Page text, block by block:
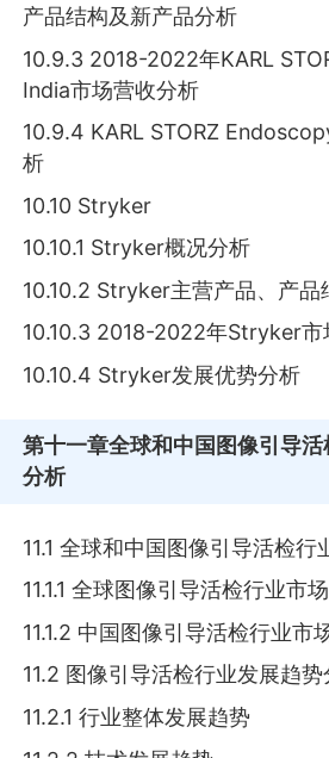
产品结构及新产品分析
10.9.3 2018-2022年KARL
India市场营收分析
10.9.4 KARL STORZ
析
10.10 Stryker
10.10.1 Stryker概况分析
10.10.2 Stryker主营产品、产品
10.10.3 2018-2022年Stryker市
10.10.4 Stryker发展优势分析
第十一章全球和中国图像引导
分析
11.1 全球和中国图像引导活检
11.1.1 全球图像引导活检行业市
11.1.2 中国图像引导活检行业市
11.2 图像引导活检行业发展趋势
11.2.1 行业整体发展趋势